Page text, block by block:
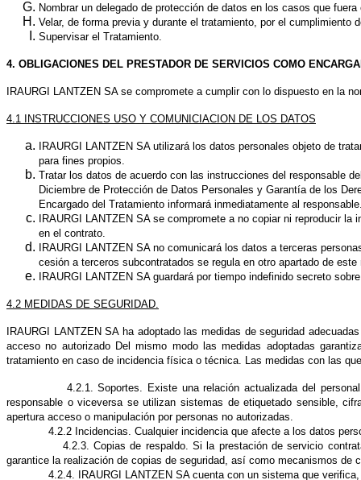
Nombrar un delegado de protección de datos en los casos que
Velar, de forma previa y durante el tratamiento, por el cumplimiento
Supervisar el Tratamiento.
4. OBLIGACIONES DEL PRESTADOR DE SERVICIOS COMO
IRAURGI LANTZEN SA se compromete a cumplir con lo dispuesto en la
4.1 INSTRUCCIONES USO Y COMUNICIACION DE LOS DATOS
IRAURGI LANTZEN SAutilizará los datos personales objeto de
para fines propios.
Tratar los datos de acuerdo con las instrucciones del responsable
Diciembre de Protección de Datos Personales y Garantía de los
Encargado del Tratamiento informará inmediatamente al
IRAURGI LANTZEN SAse compromete a no copiar ni reproducir la
en el contrato.
IRAURGI LANTZEN SAno comunicará los datos a terceras
cesión a terceros subcontratados se regula en otro apartado de
IRAURGI LANTZEN SA guardará por tiempo indefinido secreto
4.2 MEDIDAS DE SEGURIDAD.
IRAURGI LANTZEN SAha adoptado las medidas de seguridad
acceso no autorizado Del mismo modo las medidas adoptadas
tratamiento en caso de incidencia física o técnica. Las medidas con las
4.2.1. Soportes. Existe una relación actualizada del personal del
responsable o viceversa se utilizan sistemas de etiquetado sensible,
apertura acceso o manipulación por personas no autorizadas.
4.2.2 Incidencias. Cualquier incidencia que afecte a los datos
4.2.3. Copias de respaldo. Si la prestación de servicio
garantice la realización de copias de seguridad, así como mecanismos de
4.2.4.
IRAURGI LANTZEN SA cuenta con un sistema que